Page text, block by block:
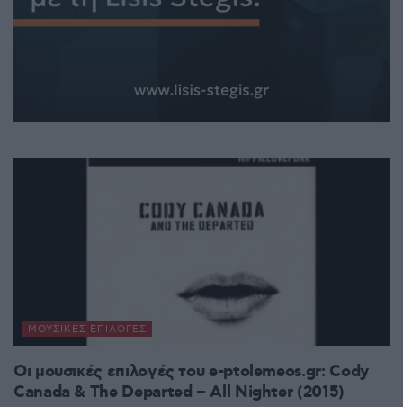
ΜΟΥΣΙΚΈΣ ΕΠΙΛΟΓΈΣ
Οι μουσικές επιλογές του e-ptolemeos.gr: Cody
Canada & The Departed – All Nighter (2015)